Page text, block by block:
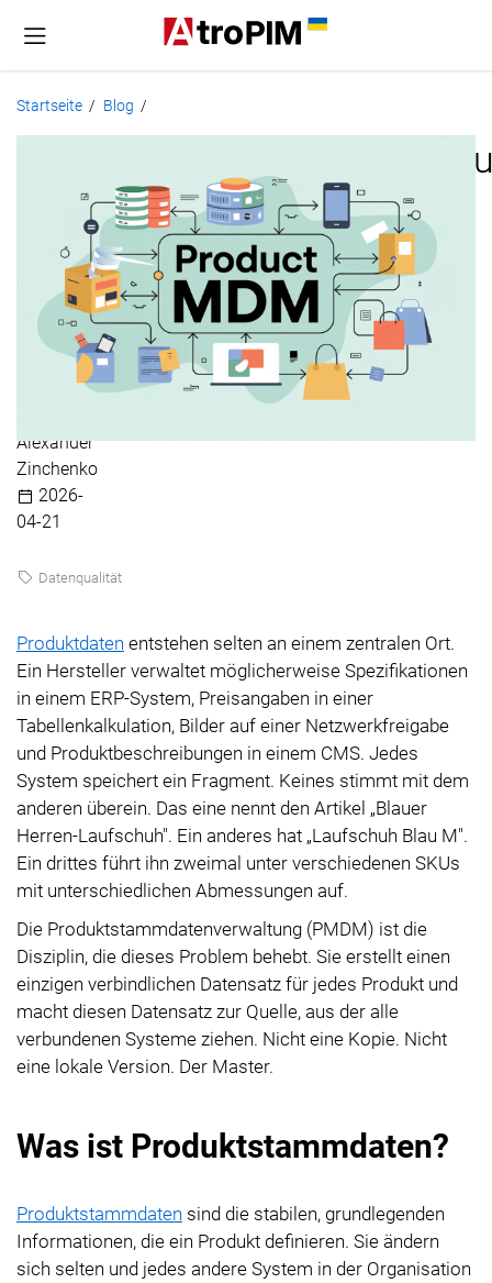
Startseite / Blog /
Anfänger
Alexander
Zinchenko
2026-
04-21
Datenqualität
Produktdaten entstehen selten an einem zentralen Ort.
Ein Hersteller verwaltet möglicherweise Spezifikationen
in einem ERP-System, Preisangaben in einer
Tabellenkalkulation, Bilder auf einer Netzwerkfreigabe
und Produktbeschreibungen in einem CMS. Jedes
System speichert ein Fragment. Keines stimmt mit dem
anderen überein. Das eine nennt den Artikel „Blauer
Herren-Laufschuh". Ein anderes hat „Laufschuh Blau M".
Ein drittes führt ihn zweimal unter verschiedenen SKUs
mit unterschiedlichen Abmessungen auf.
Die Produktstammdatenverwaltung (PMDM) ist die
Disziplin, die dieses Problem behebt. Sie erstellt einen
einzigen verbindlichen Datensatz für jedes Produkt und
macht diesen Datensatz zur Quelle, aus der alle
verbundenen Systeme ziehen. Nicht eine Kopie. Nicht
eine lokale Version. Der Master.
Was ist Produktstammdaten?
Produktstammdaten sind die stabilen, grundlegenden
Informationen, die ein Produkt definieren. Sie ändern
sich selten und jedes andere System in der Organisation